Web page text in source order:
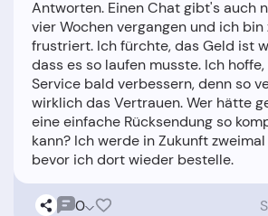
Antworten. Einen Chat gibt's auch
vier Wochen vergangen und ich
frustriert. Ich fürchte, das Geld ist
dass es so laufen musste. Ich
Service bald verbessern, denn so
wirklich das Vertrauen. Wer hätte
eine einfache Rücksendung so
kann? Ich werde in Zukunft
0